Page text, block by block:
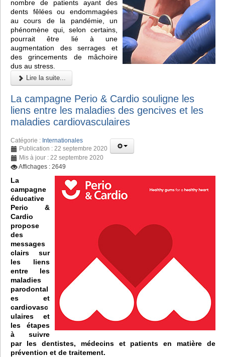
nombre de patients ayant des
dents fêlées ou endommagées
au cours de la pandémie, un
phénomène qui, selon certains,
pourrait être lié à une
augmentation des serrages et
des grincements de mâchoire
dus au stress.
Lire la suite...
La campagne Perio & Cardio souligne les
liens entre les maladies des gencives et les
maladies cardiovasculaires
Catégorie : Internationales
Publication : 22 septembre 2020
Mis à jour : 22 septembre 2020
Affichages : 2649
La
campagne
éducative
Perio &
Cardio
propose
des
messages
clairs sur
les liens
entre les
maladies
parodontal
es et
cardiovasc
ulaires et
les étapes
à suivre
par les dentistes, médecins et patients en matière de
prévention et de traitement.